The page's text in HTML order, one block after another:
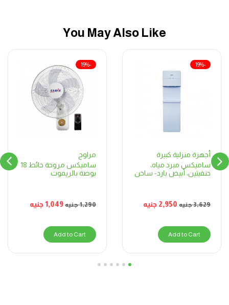
You May Also Like
أجهزة منزلية كبيرة
ساميكس مبرد مياه،
حنفيتين، أبيض بارد- ساخن
3,629جنيه 2,950 جنيه
-19%
Add to Cart
مراوح
ساميكس مروحة حائط 18
بوصة بالريموت
1,290جنيه 1,049جنيه
-19%
Add to Cart
1
2